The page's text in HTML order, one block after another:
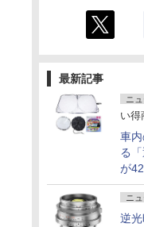
最新記事
ニ
い得
車
る
が
ニ
逆